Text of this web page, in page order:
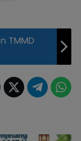
TMMD